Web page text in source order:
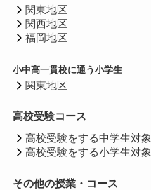
関東地区
関西地区
福岡地区
小中高一貫校に通う小学生
関東地区
高校受験コース
高校受験をする中学生対象
高校受験をする小学生対象
その他の授業・コース